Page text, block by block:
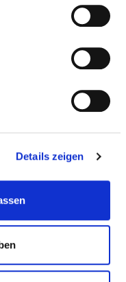
Details zeigen